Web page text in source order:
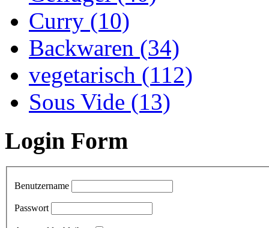
Curry (10)
Backwaren (34)
vegetarisch (112)
Sous Vide (13)
Login Form
Benutzername
Passwort